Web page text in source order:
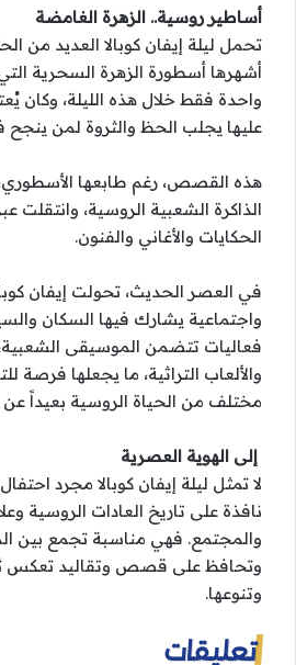
أساطير روسية.. الزهرة الغامضة
تحمل ليلة إيفان كوبالا العديد من
أشهرها أسطورة الزهرة السحرية
واحدة فقط خلال هذه الليلة، وكان
عليها يجلب الحظ والثروة لمن ينجح
هذه القصص، رغم طابعها
الذاكرة الشعبية الروسية، وانتقلت
الحكايات والأغاني والفنون.
في العصر الحديث، تحولت إيفان
واجتماعية يشارك فيها السكان
فعاليات تتضمن الموسيقى الشعبية،
والألعاب التراثية، ما يجعلها فرصة
مختلف من الحياة الروسية بعيداً عن
إلى الهوية العصرية
لا تمثل ليلة إيفان كوبالا مجرد
نافذة على تاريخ العادات الروسية
والمجتمع. فهي مناسبة تجمع بين
وتحافظ على قصص وتقاليد تعكس
وتنوعها.
تعليقات